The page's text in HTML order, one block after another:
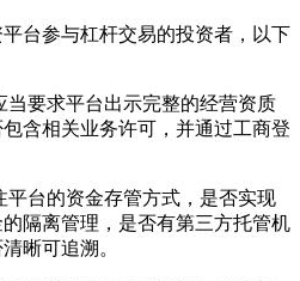
台参与杠杆交易的投资者，以下
当要求平台出示完整的经营资质
含相关业务许可，并通过工商登
平台的资金存管方式，是否实现
隔离管理，是否有第三方托管机
晰可追溯。